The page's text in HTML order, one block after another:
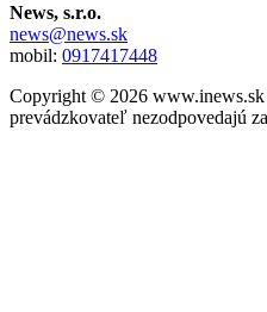
News, s.r.o.
news@news.sk
mobil: 0917417448
Copyright © 2026
prevádzkovateľ nezodpovedajú